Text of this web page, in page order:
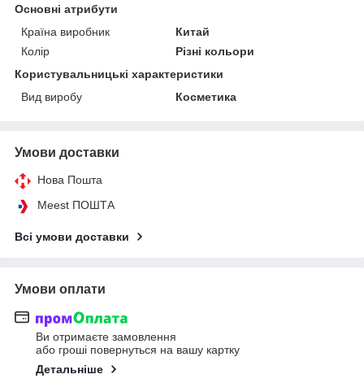
Основні атрибути
Країна виробник
Китай
Колір
Різні кольори
Користувальницькі характеристики
Вид виробу
Косметика
Умови доставки
Нова Пошта
Meest ПОШТА
Всі умови доставки
Умови оплати
Ви отримаєте замовлення
або гроші повернуться на вашу картку
Детальніше